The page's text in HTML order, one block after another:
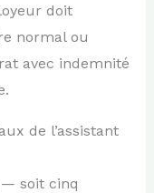
doit
normal ou
avec indemnité
de l’assistant
— soit cinq